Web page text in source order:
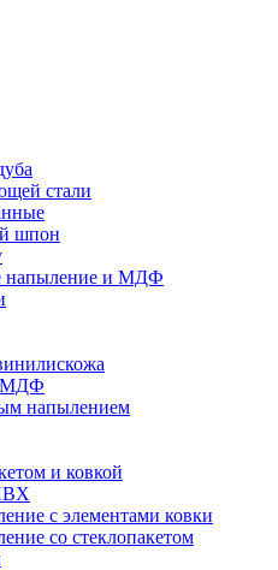
стали
шпон
напыление и МДФ
МДФ
напылением
и ковкой
с элементами ковки
со стеклопакетом